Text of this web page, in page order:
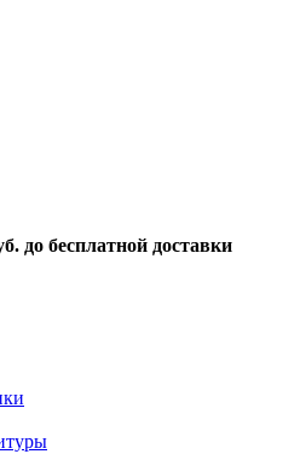
до бесплатной доставки